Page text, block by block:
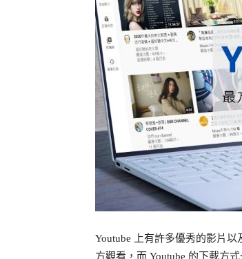
Youtube 上有許多優秀的影片
方觀看，而 Youtube 的下載方